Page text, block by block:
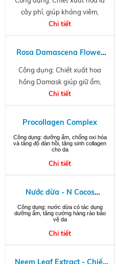
cây phỉ, giúp kháng viêm,
kháng khuẩn, chống oxy hóa
Chi tiết
Rosa Damascena Flower
Water - Chiết xuất hoa
hồng Damask
Công dụng: Chiết xuất hoa
hồng Damask giúp giữ ẩm,
kháng viêm, kháng khuẩn, làm
Chi tiết
Procollagen Complex
Công dụng: dưỡng ẩm, chống oxi hóa
và tăng độ đàn hồi, tăng sinh collagen
cho da
Chi tiết
Nước dừa - N Cocos
Nucifera(Coconut) Fruit
Water G(H)
Công dụng: nước dừa có tác dụng
dưỡng ẩm, tăng cường hàng rào bảo
vệ da
Chi tiết
Neem Leaf Extract - Chiết